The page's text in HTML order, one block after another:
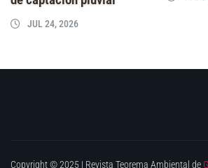
JUL 24, 2026
Copyright © 2025 | Revista Teorema Ambiental de